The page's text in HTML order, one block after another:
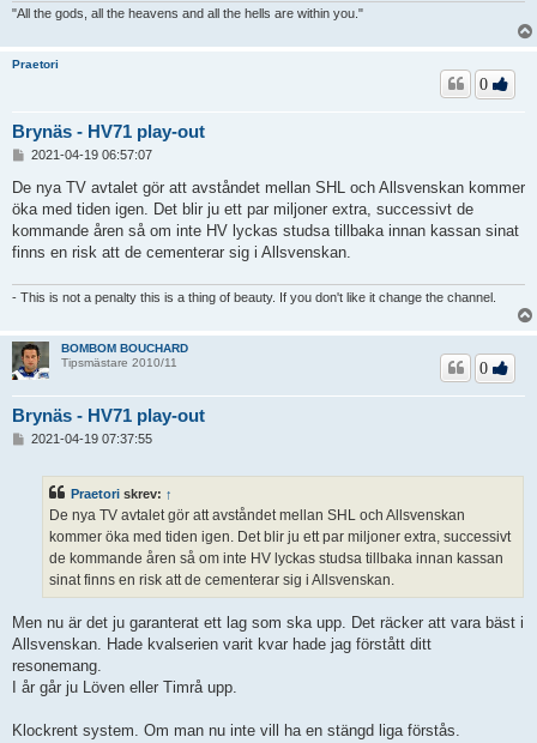
"All the gods, all the heavens and all the hells are within you."
Praetori
Brynäs - HV71 play-out
0
l
g
g
2021-04-19 06:57:07
De nya TV avtalet gör att avståndet mellan SHL och Allsvenskan kommer
öka med tiden igen. Det blir ju ett par miljoner extra, successivt de
kommande åren så om inte HV lyckas studsa tillbaka innan kassan sinat
finns en risk att de cementerar sig i Allsvenskan.
- This is not a penalty this is a thing of beauty. If you don't like it change the channel.
BOMBOM BOUCHARD
Tipsmästare 2010/11
Brynäs - HV71 play-out
0
2021-04-19 07:37:55
Praetori skrev: ↑
De nya TV avtalet gör att avståndet mellan SHL och Allsvenskan
kommer öka med tiden igen. Det blir ju ett par miljoner extra, successivt
de kommande åren så om inte HV lyckas studsa tillbaka innan kassan
sinat finns en risk att de cementerar sig i Allsvenskan.
Men nu är det ju garanterat ett lag som ska upp. Det räcker att vara bäst i
Allsvenskan. Hade kvalserien varit kvar hade jag förstått ditt
resonemang.
I år går ju Löven eller Timrå upp.
Klockrent system. Om man nu inte vill ha en stängd liga förstås.